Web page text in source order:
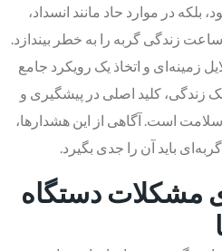
در موارد حاد مانند انسداد،
می‌تواند در عرض تنها ۲۴ تا ۴۸ ساعت زندگی گربه را به خطر بیندازد.
زمینه‌ای و اتخاذ یک رویکرد جامع
زندگی، کلید اصلی در پیشگیری و
است. آگاهی از این هشدارها،
باید آن را جدی بگیرد.
مشکلات دستگاه